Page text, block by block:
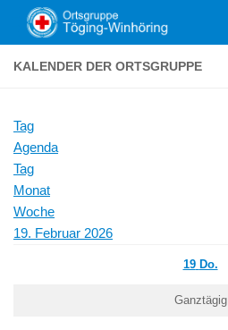
Zum Inhalt springen
KALENDER DER ORTSGRUPPE
Tag
Agenda
Tag
Monat
Woche
19. Februar 2026
19 Do.
Ganztägig